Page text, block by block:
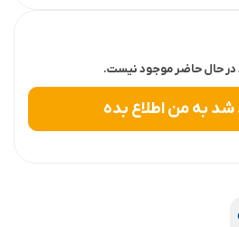
در حال حاضر موجود نیست.
به من اطلاع بده